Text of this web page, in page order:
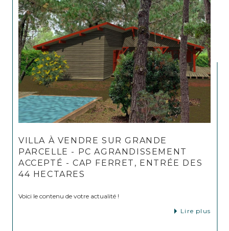
VILLA À VENDRE SUR GRANDE
PARCELLE - PC AGRANDISSEMENT
ACCEPTÉ - CAP FERRET, ENTRÉE DES
44 HECTARES
Voici le contenu de votre actualité !
Lire plus